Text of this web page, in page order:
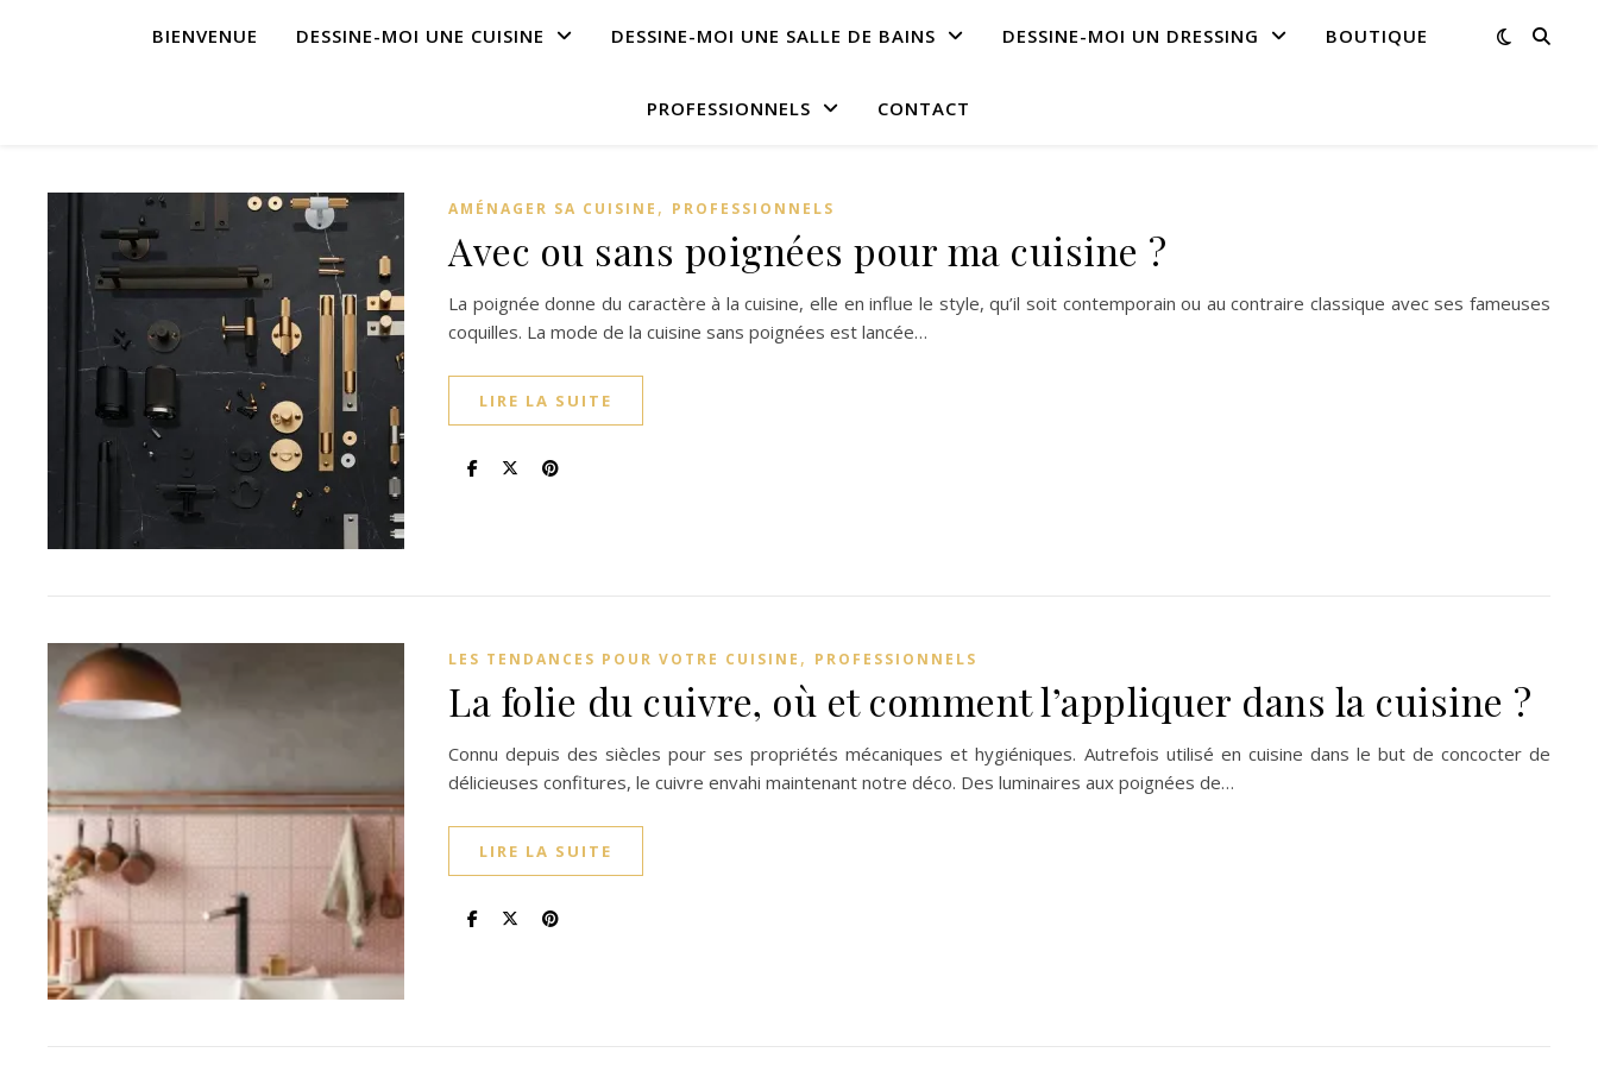
BIENVENUE DESSINE-MOI UNE CUISINE DESSINE-MOI UNE SALLE DE BAINS DESSINE-MOI UN DRESSING BOUTIQUE
PROFESSIONNELS CONTACT
AMÉNAGER SA CUISINE , PROFESSIONNELS
Avec ou sans poignées pour ma cuisine ?
La poignée donne du caractère à la cuisine, elle en influe le style, qu’il soit contemporain ou au contraire classique avec ses fameuses
coquilles. La mode de la cuisine sans poignées est lancée…
LIRE LA SUITE
LES TENDANCES POUR VOTRE CUISINE , PROFESSIONNELS
La folie du cuivre, où et comment l’appliquer dans la cuisine ?
Connu depuis des siècles pour ses propriétés mécaniques et hygiéniques. Autrefois utilisé en cuisine dans le but de concocter de
délicieuses confitures, le cuivre envahi maintenant notre déco. Des luminaires aux poignées de…
LIRE LA SUITE